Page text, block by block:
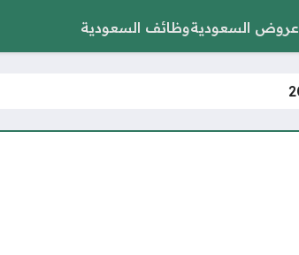
عروض السعوديةوظائف السعودية